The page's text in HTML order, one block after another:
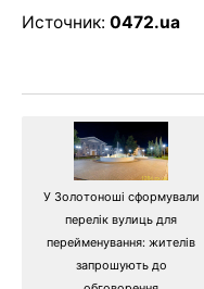
Источник: 0472.ua
У Золотоноші сформували
перелік вулиць для
перейменування: жителів
запрошують до